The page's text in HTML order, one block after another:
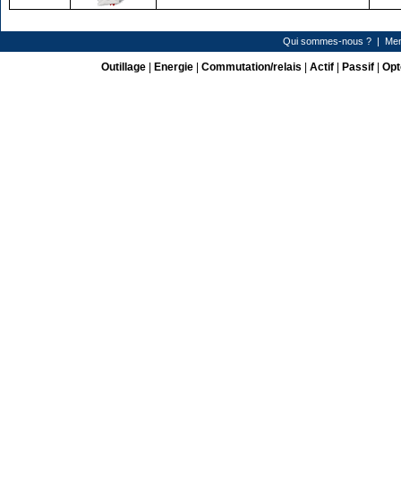
Qui sommes-nous ?|
Outillage| Energie| Commutation/relais Actif| Passif|